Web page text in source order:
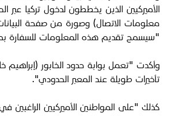
الأميركيين الذين يخططون لدخول تركيا
معلومات الاتصال) وصورة من صفحة
"سيسمح تقديم هذه المعلومات للسفارة
تأخيرات طويلة عند المعبر الحدودي".
كذلك "على المواطنين الأميركيين الراغبين